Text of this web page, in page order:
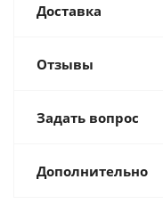
Доставка
Отзывы
Задать вопрос
Дополнительно